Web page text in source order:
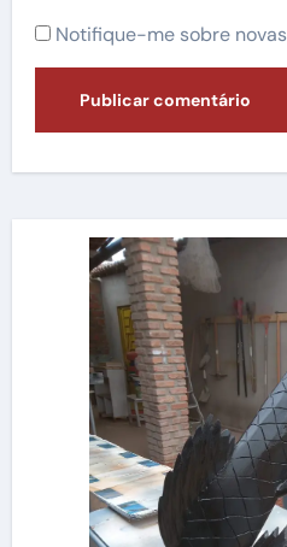
Notifique-me sobre